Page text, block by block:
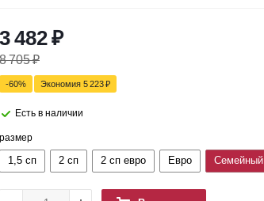
3 482₽
8 705₽
-60% Экономия 5 223₽
Есть в наличии
размер
1,5 сп 2 сп 2 сп евро Евро Семейный